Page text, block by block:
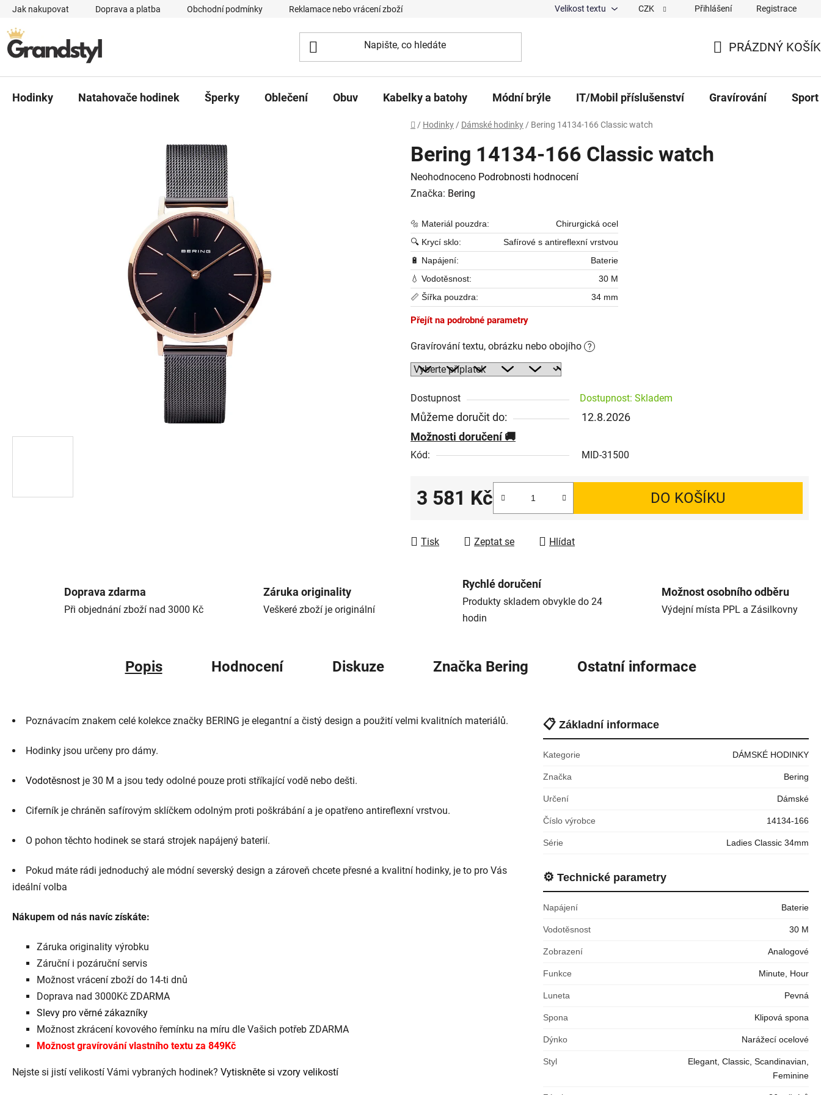
Přejít na obsah
Jak nakupovat Doprava a platba Obchodní podmínky Reklamace nebo vrácení zboží Podmínky ochrany osobních údajů O nás Magazín Hodnocení obchodu
Velikost textu CZK Přihlášení Registrace
PRÁZDNÝ KOŠÍK
Hodinky Natahovače hodinek Šperky Oblečení Obuv Kabelky a batohy Módní brýle IT/Mobil příslušenství Gravírování Sport
Domů
/ Hodinky / Dámské hodinky / Bering 14134-166 Classic watch
Bering 14134-166 Classic watch
Průměrné hodnocení produktu je 0,0 z 5 hvězdiček.
Neohodnoceno Podrobnosti hodnocení
Značka: Bering
🔩 Materiál pouzdra:
Chirurgická ocel
🔍 Krycí sklo:
Safírové s antireflexní vrstvou
🔋 Napájení:
Baterie
💧 Vodotěsnost:
30 M
📏 Šířka pouzdra:
34 mm
Přejít na podrobné parametry
Gravírování textu, obrázku nebo obojího ?
Dostupnost Dostupnost: Skladem
Můžeme doručit do:
12.8.2026
Možnosti doručení
Kód: MID-31500
3 581 Kč DO KOŠÍKU
Tisk Zeptat se Hlídat
Doprava zdarma
Při objednání zboží nad 3000 Kč
Záruka originality
Veškeré zboží je originální
Rychlé doručení
Produkty skladem obvykle do 24
hodin
Možnost osobního odběru
Výdejní místa PPL a Zásilkovny
Popis Hodnocení Diskuze Značka Bering Ostatní informace
Poznávacím znakem celé kolekce značky BERING je elegantní a čistý design a použití velmi kvalitních materiálů.
Hodinky jsou určeny pro dámy.
Vodotěsnost je 30 M a jsou tedy odolné pouze proti stříkající vodě nebo dešti.
Ciferník je chráněn safírovým sklíčkem odolným proti poškrábání a je opatřeno antireflexní vrstvou.
O pohon těchto hodinek se stará strojek napájený baterií.
Pokud máte rádi jednoduchý ale módní severský design a zároveň chcete přesné a kvalitní hodinky, je to pro Vás
ideální volba
Nákupem od nás navíc získáte:
Záruka originality výrobku
Záruční i pozáruční servis
Možnost vrácení zboží do 14-ti dnů
Doprava nad 3000Kč ZDARMA
Slevy pro věrné zákazníky
Možnost zkrácení kovového řemínku na míru dle Vašich potřeb ZDARMA
Možnost gravírování vlastního textu za 849Kč
Nejste si jistí velikostí Vámi vybraných hodinek? Vytiskněte si vzory velikostí
📋 Základní informace
Kategorie DÁMSKÉ HODINKY
Značka Bering
Určení Dámské
Číslo výrobce 14134-166
Série Ladies Classic 34mm
⚙️ Technické parametry
Napájení Baterie
Vodotěsnost 30 M
Zobrazení Analogové
Funkce Minute, Hour
Luneta Pevná
Spona Klipová spona
Dýnko Narážecí ocelové
Styl
Elegant, Classic, Scandinavian,
Feminine